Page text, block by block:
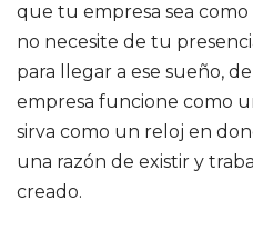
que tu empresa sea
no necesite de tu
para llegar a ese sueño,
empresa funcione como
sirva como un reloj en
una razón de existir y
creado.